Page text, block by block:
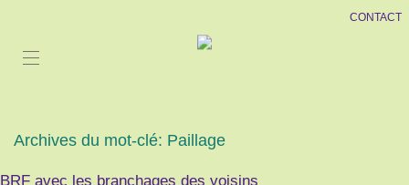
CONTACT
Archives du mot-clé: Paillage
BRF avec les branchages des voisins